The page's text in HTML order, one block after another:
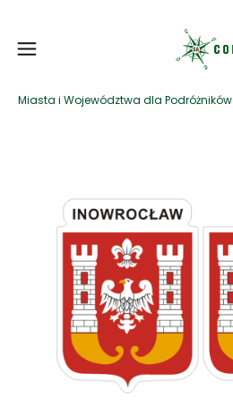
Miasta i Województwa dla Podróżników